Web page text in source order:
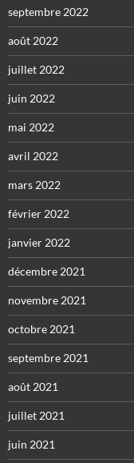
septembre 2022
août 2022
juillet 2022
juin 2022
mai 2022
avril 2022
mars 2022
février 2022
janvier 2022
décembre 2021
novembre 2021
octobre 2021
septembre 2021
août 2021
juillet 2021
juin 2021